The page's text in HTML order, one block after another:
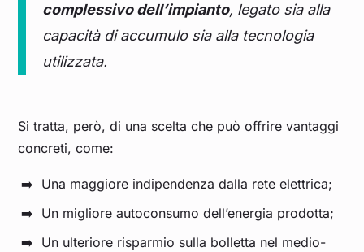
complessivo dell’impianto, legato sia alla
capacità di accumulo sia alla tecnologia
utilizzata.
Si tratta, però, di una scelta che può offrire vantaggi
concreti, come:
Una maggiore indipendenza dalla rete elettrica;
Un migliore autoconsumo dell’energia prodotta;
Un ulteriore risparmio sulla bolletta nel medio-